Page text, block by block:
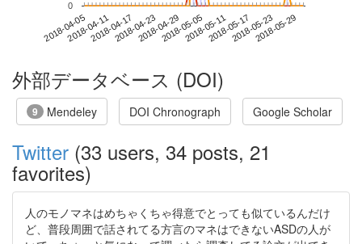
2018-04-052018-04-112018-04-172018-04-232018-04-292018-05-052018-05-112018-05-172018-05-232018-05-29
0
外部データベース (DOI)
9 Mendeley DOI Chronograph Google Scholar
Twitter (33 users, 34 posts, 21
favorites)
人のモノマネはめちゃくちゃ得意でとっても似ているんだけ
ど、普段周囲で話されてる方言のマネはできないASDの人が